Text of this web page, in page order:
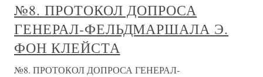
№8. ПРОТОКОЛ ДОПРОСА
ГЕНЕРАЛ-ФЕЛЬДМАРШАЛА Э.
ФОН КЛЕЙСТА
№8. ПРОТОКОЛ ДОПРОСА ГЕНЕРАЛ-